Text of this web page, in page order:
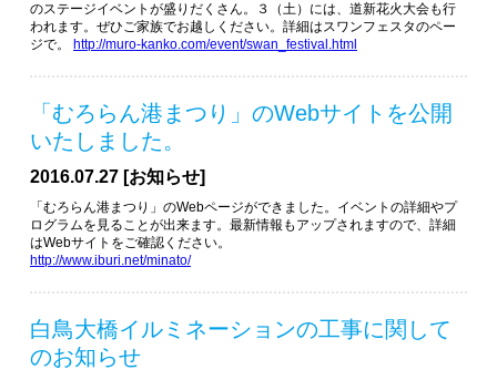
のステージイベントが盛りだくさん。３（土）には、道新花火大会も行
われます。ぜひご家族でお越しください。詳細はスワンフェスタのペー
ジで。 http://muro-kanko.com/event/swan_festival.html
「むろらん港まつり」のWebサイトを公開
いたしました。
2016.07.27 [お知らせ]
「むろらん港まつり」のWebページができました。イベントの詳細やプ
ログラムを見ることが出来ます。最新情報もアップされますので、詳細
はWebサイトをご確認ください。
http://www.iburi.net/minato/
白鳥大橋イルミネーションの工事に関して
のお知らせ